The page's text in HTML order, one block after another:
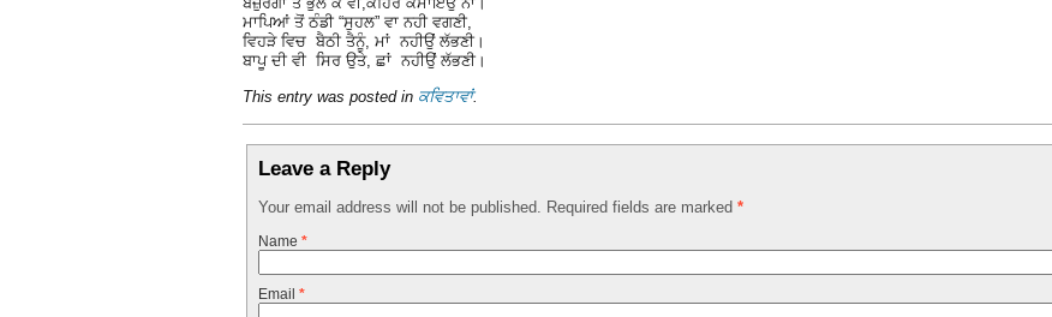
ਮਾਪਿਆਂ ਤੋਂ ਠੰਡੀ “ਸੁਹਲ” ਵਾ ਨਹੀ ਵਗਣੀ,
ਵਿਹੜੇ ਵਿਚ ਬੈਠੀ ਤੈਨੂੰ, ਮਾਂ ਨਹੀਉਂ ਲੱਭਣੀ।
ਬਾਪੂ ਦੀ ਵੀ ਸਿਰ ਉਤੇ, ਛਾਂ ਨਹੀਉਂ ਲੱਭਣੀ।
This entry was posted in ਕਵਿਤਾਵਾਂ.
Leave a Reply
Your email address will not be published. Required fields are marked *
Name *
Email *